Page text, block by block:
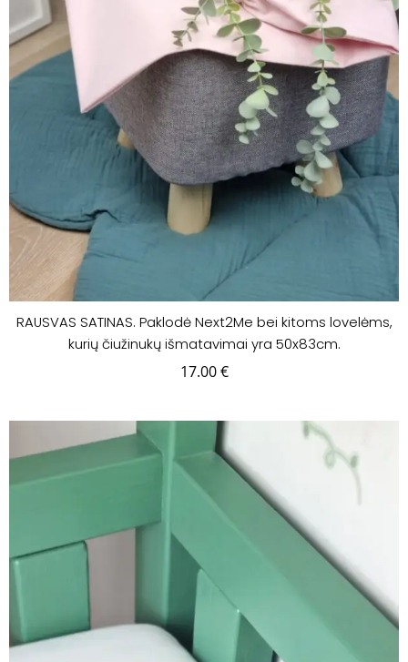
RAUSVAS SATINAS. Paklodė Next2Me bei kitoms lovelėms,
kurių čiužinukų išmatavimai yra 50x83cm.
17.00€